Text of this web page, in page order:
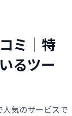
ミ｜特
るツー
気のサービスで